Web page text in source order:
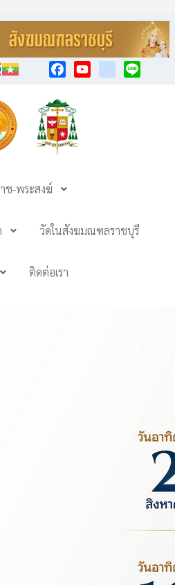
ช-พระสงฆ์
วัดในสังฆมณฑลราชบุรี
ติดต่อเรา